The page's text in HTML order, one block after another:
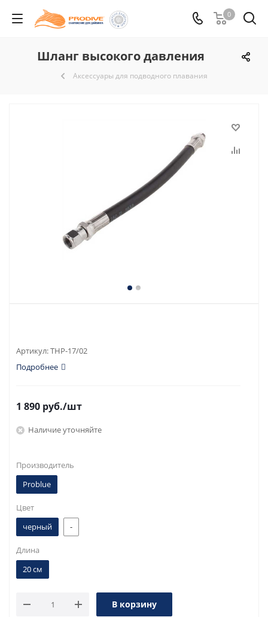
0
Шланг высокого давления
Аксессуары для подводного плавания
Артикул:THP-17/02
Подробнее
1 890 руб./шт
Наличие уточняйте
Производитель
Problue
Цвет
черный
-
Длина
20 см
В корзину